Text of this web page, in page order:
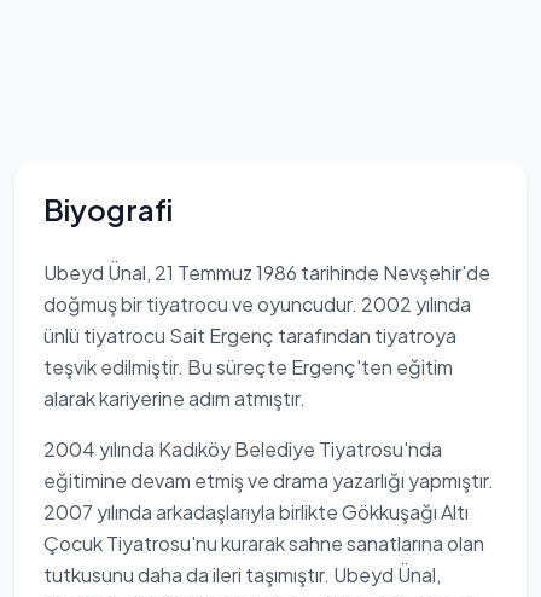
Biyografi
Ubeyd Ünal, 21 Temmuz 1986 tarihinde Nevşehir'de
doğmuş bir tiyatrocu ve oyuncudur. 2002 yılında
ünlü tiyatrocu Sait Ergenç tarafından tiyatroya
teşvik edilmiştir. Bu süreçte Ergenç'ten eğitim
alarak kariyerine adım atmıştır.
2004 yılında Kadıköy Belediye Tiyatrosu'nda
eğitimine devam etmiş ve drama yazarlığı yapmıştır.
2007 yılında arkadaşlarıyla birlikte Gökkuşağı Altı
Çocuk Tiyatrosu'nu kurarak sahne sanatlarına olan
tutkusunu daha da ileri taşımıştır. Ubeyd Ünal,